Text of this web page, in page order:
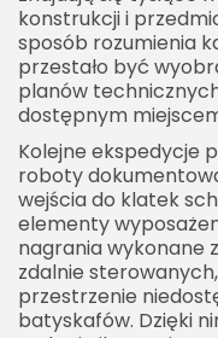
konstrukcji i
sposób rozumienia
przestało być
planów
dostępnym
Kolejne ekspedycje
roboty
wejścia do klatek
elementy
nagrania wykonane
zdalnie
przestrzenie
batyskafów. Dzięki